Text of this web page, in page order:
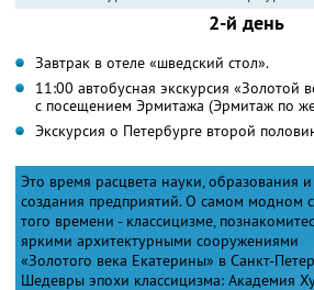
2-й день
Завтрак в отеле «шведский стол».
11:00 автобусная экскурсия «Золотой
с посещением Эрмитажа (Эрмитаж по
Экскурсия о Петербурге второй
Это время расцвета науки, образования
создания предприятий. О самом модном
того времени - классицизме,
яркими архитектурными сооружениями
«Золотого века Екатерины» в Санкт-
Шедевры эпохи классицизма: Академия